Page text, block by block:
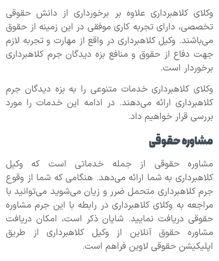
وکلای کلاهبرداری علاوه بر برخورداری از دانش حقوقی
تخصصی، دارای تجربه کاری موفقی در این زمینه از حقوق
می‌باشند. وکیل کلاهبرداری در واقع از مهارت و تجربه لازم
جهت دفاع از حقوق و منافع بزه دیدگان جرم کلاهبرداری
برخوردار است.
وکلای کلاهبرداری خدمات متنوعی را به بزه دیدگان جرم
کلاهبرداری ارائه می‌دهند. در ادامه این خدمات را مورد
بررسی قرار خواهیم داد.
مشاوره حقوقی
مشاوره حقوقی از جمله خدماتی است که وکیل
کلاهبرداری به شما ارائه می‌دهد. هنگامی که شما از وقوع
جرم کلاهبرداری متحمل ضرر و زیان می‌شوید می‌توانید با
مراجعه به وکلای کلاهبرداری در رابطه با این جرم مشاوره
حقوقی دریافت نمایید. شایان ذکر است، امکان دریافت
مشاوره حقوق آنلاین از وکیل کلاهبرداری از طریق
اپلیکیشن حقوقی لاوین فراهم است.